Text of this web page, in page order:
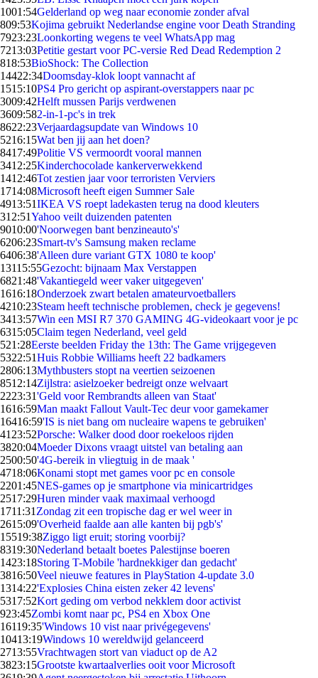
1001:54Gelderland op weg naar economie zonder afval
809:53Kojima gebruikt Nederlandse engine voor Death Stranding
7923:23Loonkorting wegens te veel WhatsApp mag
7213:03Petitie gestart voor PC-versie Red Dead Redemption 2
818:53BioShock: The Collection
14422:34Doomsday-klok loopt vannacht af
1515:10PS4 Pro gericht op aspirant-overstappers naar pc
3009:42Helft mussen Parijs verdwenen
3609:582-in-1-pc's in trek
8622:23Verjaardagsupdate van Windows 10
5216:15Wat ben jij aan het doen?
8417:49Politie VS vermoordt vooral mannen
3412:25Kinderchocolade kankerverwekkend
1412:46Tot zestien jaar voor terroristen Verviers
1714:08Microsoft heeft eigen Summer Sale
4913:51IKEA VS roept ladekasten terug na dood kleuters
312:51Yahoo veilt duizenden patenten
9010:00'Noorwegen bant benzineauto's'
6206:23Smart-tv's Samsung maken reclame
6406:38'Alleen dure variant GTX 1080 te koop'
13115:55Gezocht: bijnaam Max Verstappen
6821:48'Vakantiegeld weer vaker uitgegeven'
1616:18Onderzoek zwart betalen amateurvoetballers
4210:23Steam heeft technische problemen, check je gegevens!
3413:57Win een MSI R7 370 GAMING 4G-videokaart voor je pc
6315:05Claim tegen Nederland, veel geld
521:28Eerste beelden Friday the 13th: The Game vrijgegeven
5322:51Huis Robbie Williams heeft 22 badkamers
2806:13Mythbusters stopt na veertien seizoenen
8512:14Zijlstra: asielzoeker bedreigt onze welvaart
2223:31'Geld voor Rembrandts alleen van Staat'
1616:59Man maakt Fallout Vault-Tec deur voor gamekamer
16416:59'IS is niet bang om nucleaire wapens te gebruiken'
41 23:52Porsche: Walker dood door roekeloos rijden
3820:04Moeder Dixons vraagt uitstel van betaling aan
2500:50'4G-bereik in vliegtuig in de maak '
4718:06Konami stopt met games voor pc en console
2201:45NES-games op je smartphone via minicartridges
2517:29Huren minder vaak maximaal verhoogd
1711:31 Zondag zit een tropische dag er wel weer in
2615:09'Overheid faalde aan alle kanten bij pgb's'
15519:38Ziggo ligt eruit; storing voorbij?
8319:30Nederland betaalt boetes Palestijnse boeren
1423:18Storing T-Mobile 'hardnekkiger dan gedacht'
3816:50Veel nieuwe features in PlayStation 4-update 3.0
1314:22'Explosies China eisten zeker 42 levens'
5317:52Kort geding om verbod nekklem door activist
923:45Zombi komt naar pc, PS4 en Xbox One
16119:35'Windows 10 vist naar privégegevens'
10413:19Windows 10 wereldwijd gelanceerd
2713:55Vrachtwagen stort van viaduct op de A2
3823:15Grootste kwartaalverlies ooit voor Microsoft